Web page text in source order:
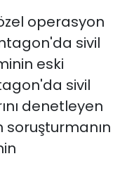
operasyon
sivil
eski
sivil
denetleyen
soruşturmanın